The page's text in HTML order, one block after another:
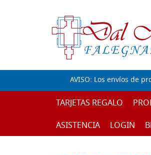
AVISO: Los envíos de
TARJETAS REGALO
ASISTENCIA
LOGIN